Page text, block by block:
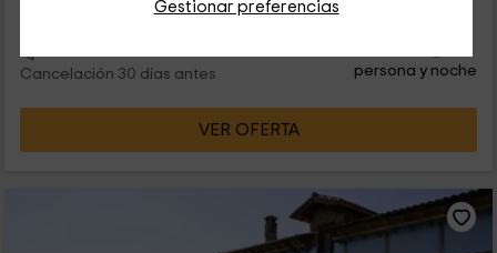
Gestionar preferencias
Cancelación 30 días antes
persona y noche
VER OFERTA